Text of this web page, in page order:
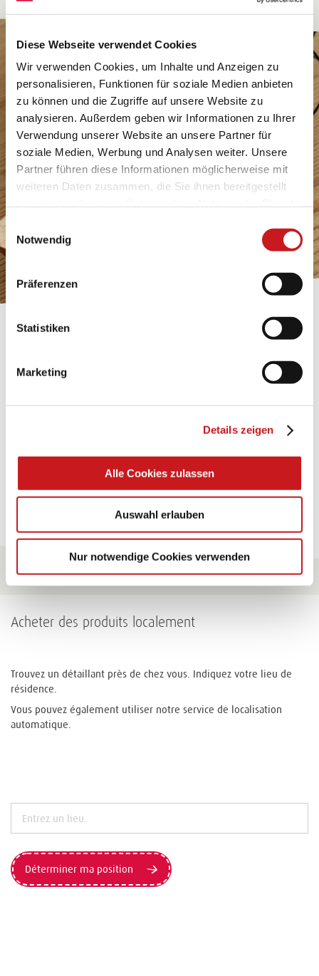
Diese Webseite verwendet Cookies
Wir verwenden Cookies, um Inhalte und Anzeigen zu
personalisieren, Funktionen für soziale Medien anbieten
zu können und die Zugriffe auf unsere Website zu
analysieren. Außerdem geben wir Informationen zu Ihrer
Verwendung unserer Website an unsere Partner für
soziale Medien, Werbung und Analysen weiter. Unsere
Partner führen diese Informationen möglicherweise mit
weiteren Daten zusammen, die Sie ihnen bereitgestellt
Datenschutzhinweisen
mehr darüber, wer wir sind, wie
personenbezogene Daten verarbeiten. Hier geht’s zum
Impressum.
Einwilligungsauswahl
Notwendig
Präferenzen
Statistiken
Marketing
Details zeigen
Alle Cookies zulassen
Auswahl erlauben
Nur notwendige Cookies verwenden
FABRICATION ARTISANALE:
for gluing, painting, folding, … and many more uses.
Pour tous les conseils
Acheter des produits localement
Trouvez un détaillant près de chez vous. Indiquez votre lieu de
résidence.
Vous pouvez également utiliser notre service de localisation
automatique.
Déterminer ma position